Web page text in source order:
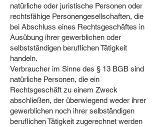
natürliche oder juristische Personen oder
rechtsfähige Personengesellschaften, die
bei Abschluss eines Rechtsgeschäftes in
Ausübung ihrer gewerblichen oder
selbstständigen beruflichen Tätigkeit
handeln.
Verbraucher im Sinne des § 13 BGB sind
natürliche Personen, die ein
Rechtsgeschäft zu einem Zweck
abschließen, der überwiegend weder ihrer
gewerblichen noch ihrer selbständigen
beruflichen Tätigkeit zugerechnet werden